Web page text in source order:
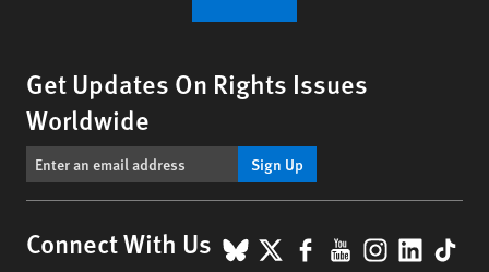
Get Updates On Rights Issues
Worldwide
Sign Up
Connect With Us BlueSky
X Facebook
YouTube